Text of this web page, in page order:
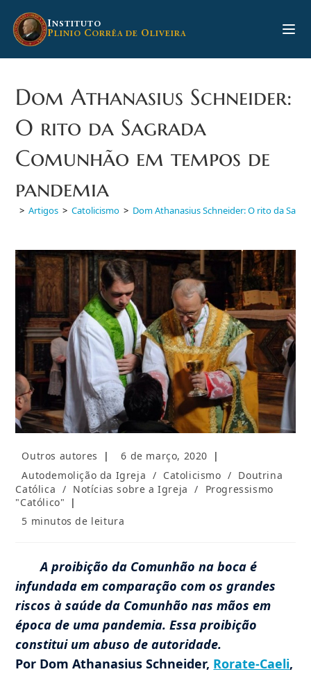
para
INSTITUTO
PLINIO CORRÊA DE OLIVEIRA
Dom Athanasius Schneider:
O rito da Sagrada
Comunhão em tempos de
pandemia
> Artigos > Catolicismo > Dom Athanasius Schneider: O rito da
Autor
post:
Outros autores
Post
publicado:
6 de março, 2020
Categoria
do
post:
Autodemolição da Igreja / Catolicismo / Doutrina
Católica / Notícias sobre a Igreja /
Progressismo
"Católico"
Tempo
5 minutos de leitura
A proibição da Comunhão na boca é
infundada em comparação com os grandes
riscos à saúde da Comunhão nas mãos em
época de uma pandemia. Essa proibição
constitui um abuso de autoridade.
Por Dom Athanasius Schneider, Rorate-Caeli,